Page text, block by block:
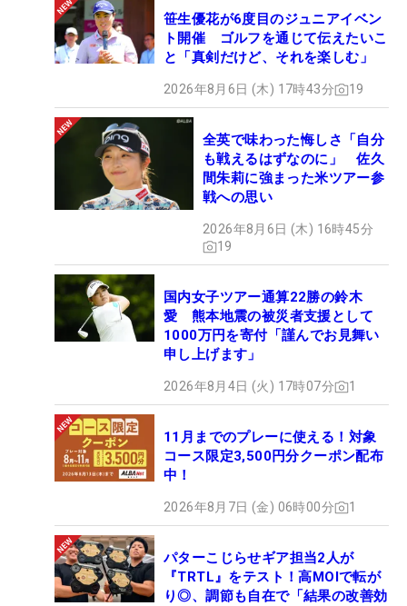
笹生優花が6度目のジュニアイベン
ト開催 ゴルフを通じて伝えたいこ
と「真剣だけど、それを楽しむ」
2026年8月6日 (木) 17時43分 19
全英で味わった悔しさ「自分
も戦えるはずなのに」 佐久
間朱莉に強まった米ツアー参
戦への思い
2026年8月6日 (木) 16時45分
19
国内女子ツアー通算22勝の鈴木
愛 熊本地震の被災者支援として
1000万円を寄付「謹んでお見舞い
申し上げます」
2026年8月4日 (火) 17時07分 1
11月までのプレーに使える！対象
コース限定3,500円分クーポン配布
中！
2026年8月7日 (金) 06時00分 1
パターこじらせギア担当2人が
『TRTL』をテスト！高MOIで転が
り◎、調節も自在で「結果の改善効